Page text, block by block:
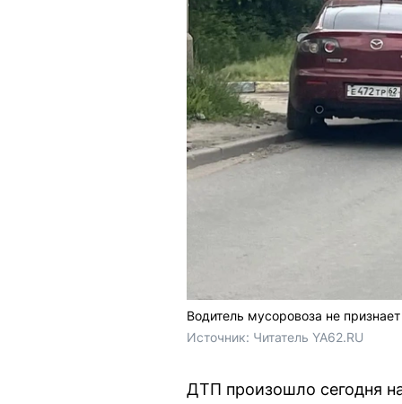
Водитель мусоровоза не
Источник: Читатель YA62.RU
ДТП произошло сегодня